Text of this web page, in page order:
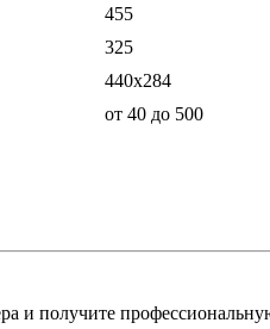
455
325
440х284
от 40 до 500
и получите